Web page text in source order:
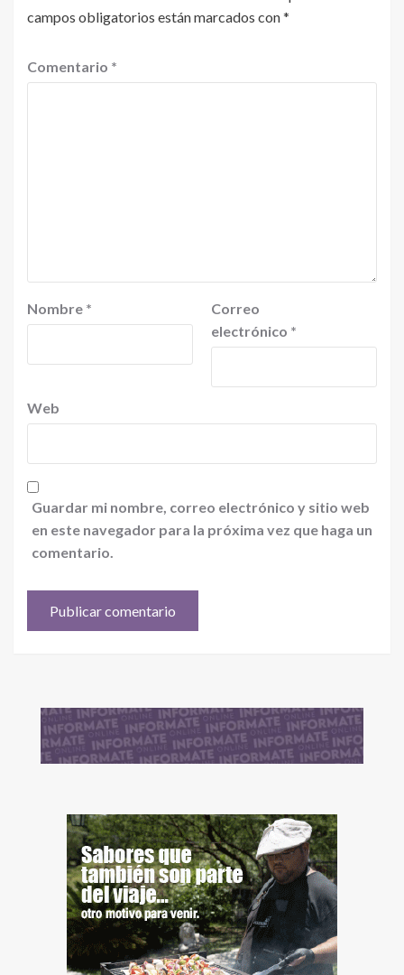
campos obligatorios están marcados con*
Comentario *
Nombre *
Correo
electrónico *
Web
Guardar mi nombre, correo electrónico y sitio web
en este navegador para la próxima vez que haga un
comentario.